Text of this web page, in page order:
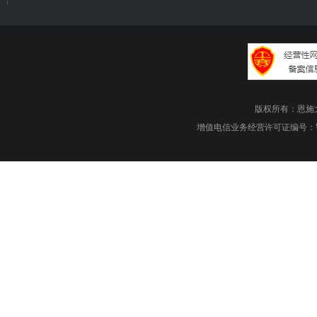
版权所有：恩施
增值电信业务经营许可证编号：